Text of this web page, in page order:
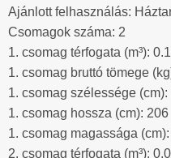
Ajánlott felhasználás:
Csomagok száma: 2
1. csomag térfogata (m³):
1. csomag bruttó tömege
1. csomag szélessége (cm):
1. csomag hossza (cm): 206
1. csomag magassága (cm):
2. csomag térfogata (m³):